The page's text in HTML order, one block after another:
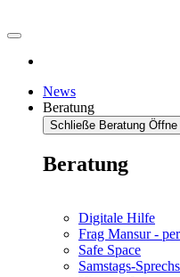
News
Beratung
Schließe Beratung Öffne
Beratung
Digitale Hilfe
Frag Mansur -
Safe Space
Samstags-